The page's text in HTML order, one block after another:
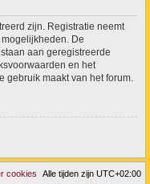
zijn. Registratie neemt
De
aan geregistreerde
en het
gebruik maakt van het forum.
Alle tijden zijn UTC+02:00
cookies